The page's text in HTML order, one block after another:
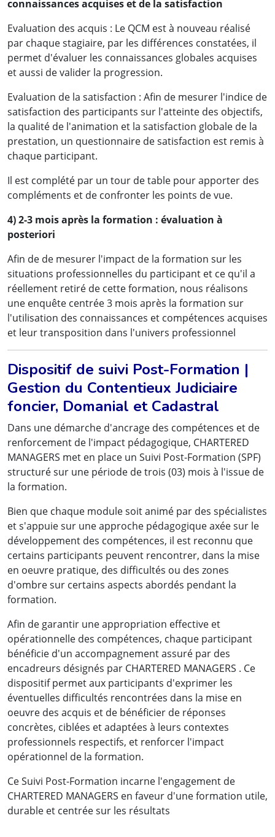
connaissances acquises et de la satisfaction
Evaluation des acquis : Le QCM est à nouveau réalisé
par chaque stagiaire, par les différences constatées, il
permet d'évaluer les connaissances globales acquises
et aussi de valider la progression.
Evaluation de la satisfaction : Afin de mesurer l'indice de
satisfaction des participants sur l'atteinte des objectifs,
la qualité de l'animation et la satisfaction globale de la
prestation, un questionnaire de satisfaction est remis à
chaque participant.
Il est complété par un tour de table pour apporter des
compléments et de confronter les points de vue.
4) 2-3 mois après la formation : évaluation à
posteriori
Afin de de mesurer l'impact de la formation sur les
situations professionnelles du participant et ce qu'il a
réellement retiré de cette formation, nous réalisons
une enquête centrée 3 mois après la formation sur
l'utilisation des connaissances et compétences acquises
et leur transposition dans l'univers professionnel
Dispositif de suivi Post-Formation |
Gestion du Contentieux Judiciaire
foncier, Domanial et Cadastral
Dans une démarche d'ancrage des compétences et de
renforcement de l'impact pédagogique, CHARTERED
MANAGERS met en place un Suivi Post-Formation (SPF)
structuré sur une période de trois (03) mois à l'issue de
la formation.
Bien que chaque module soit animé par des spécialistes
et s'appuie sur une approche pédagogique axée sur le
développement des compétences, il est reconnu que
certains participants peuvent rencontrer, dans la mise
en oeuvre pratique, des difficultés ou des zones
d'ombre sur certains aspects abordés pendant la
formation.
Afin de garantir une appropriation effective et
opérationnelle des compétences, chaque participant
bénéficie d'un accompagnement assuré par des
encadreurs désignés par CHARTERED MANAGERS . Ce
dispositif permet aux participants d'exprimer les
éventuelles difficultés rencontrées dans la mise en
oeuvre des acquis et de bénéficier de réponses
concrètes, ciblées et adaptées à leurs contextes
professionnels respectifs, et renforcer l'impact
opérationnel de la formation.
Ce Suivi Post-Formation incarne l'engagement de
CHARTERED MANAGERS en faveur d'une formation utile,
durable et centrée sur les résultats